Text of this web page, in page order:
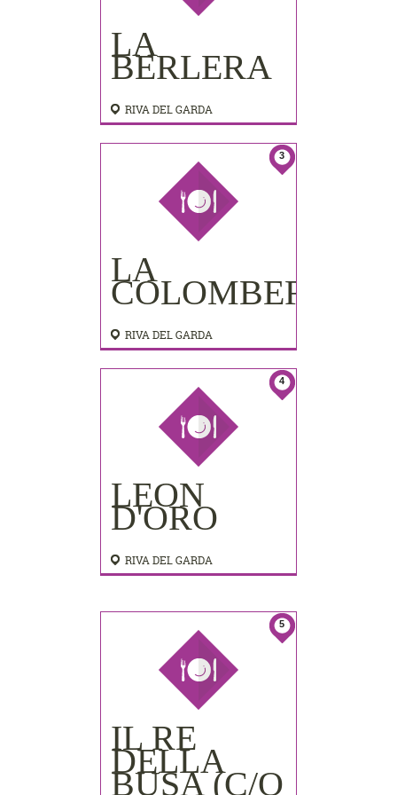
LA
BERLERA
RIVA DEL GARDA
3
LA
COLOMBERA
RIVA DEL GARDA
4
LEON
D'ORO
RIVA DEL GARDA
5
IL RE
DELLA
BUSA (C/O